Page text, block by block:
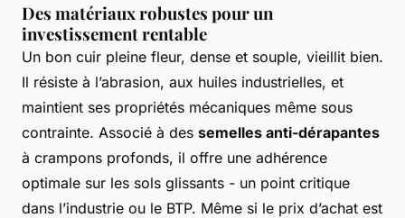
Des matériaux robustes pour un
investissement rentable
Un bon cuir pleine fleur, dense et souple, vieillit bien.
Il résiste à l’abrasion, aux huiles industrielles, et
maintient ses propriétés mécaniques même sous
contrainte. Associé à des semelles anti-dérapantes
à crampons profonds, il offre une adhérence
optimale sur les sols glissants - un point critique
dans l’industrie ou le BTP. Même si le prix d’achat est